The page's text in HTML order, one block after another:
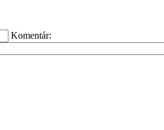
Komentár: